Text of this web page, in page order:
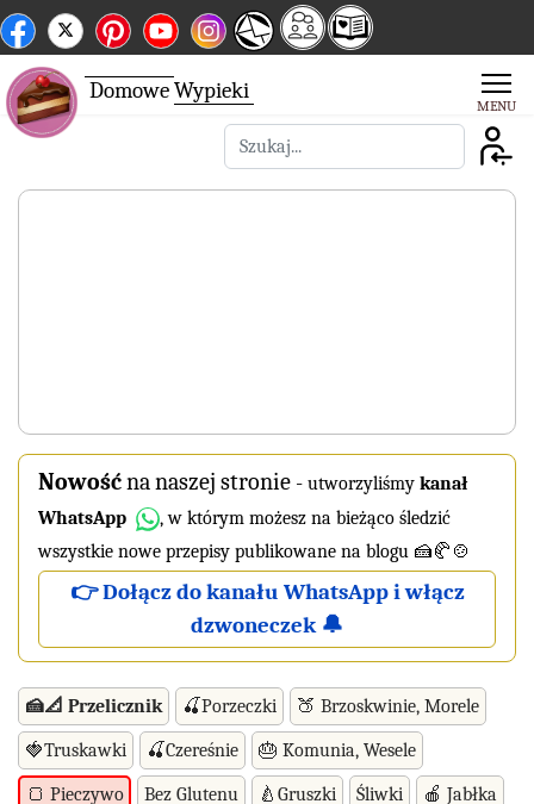
DomoweWypieki
Szukaj
Nowośćna naszej stronie - utworzyliśmy kanał
WhatsApp
, w którym możesz na bieżąco śledzić
wszystkie nowe przepisy publikowane na blogu 🍰🥐🍲
👉 Dołącz do kanału WhatsApp i włącz
dzwoneczek 🔔
🍰📐 Przelicznik 🍒Porzeczki 🍑 Brzoskwinie, Morele
🍓Truskawki 🍒Czereśnie 🎂 Komunia, Wesele
🍞 Pieczywo Bez Glutenu 🍐Gruszki Śliwki 🍎 Jabłka